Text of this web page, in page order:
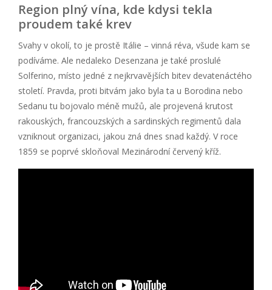
Region plný vína, kde kdysi tekla
proudem také krev
Svahy v okolí, to je prostě Itálie – vinná réva, všude kam se
podíváme. Ale nedaleko Desenzana je také proslulé
Solferino, místo jedné z nejkrvavějších bitev devatenáctého
století. Pravda, proti bitvám jako byla ta u Borodina nebo
Sedanu tu bojovalo méně mužů, ale projevená krutost
rakouských, francouzských a sardinských regimentů dala
vzniknout organizaci, jakou zná dnes snad každý. V roce
1859 se poprvé skloňoval Mezinárodní červený kříž.